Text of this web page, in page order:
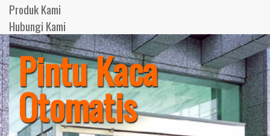
Produk Kami
Hubungi Kami
Pintu Kaca
Otomatis